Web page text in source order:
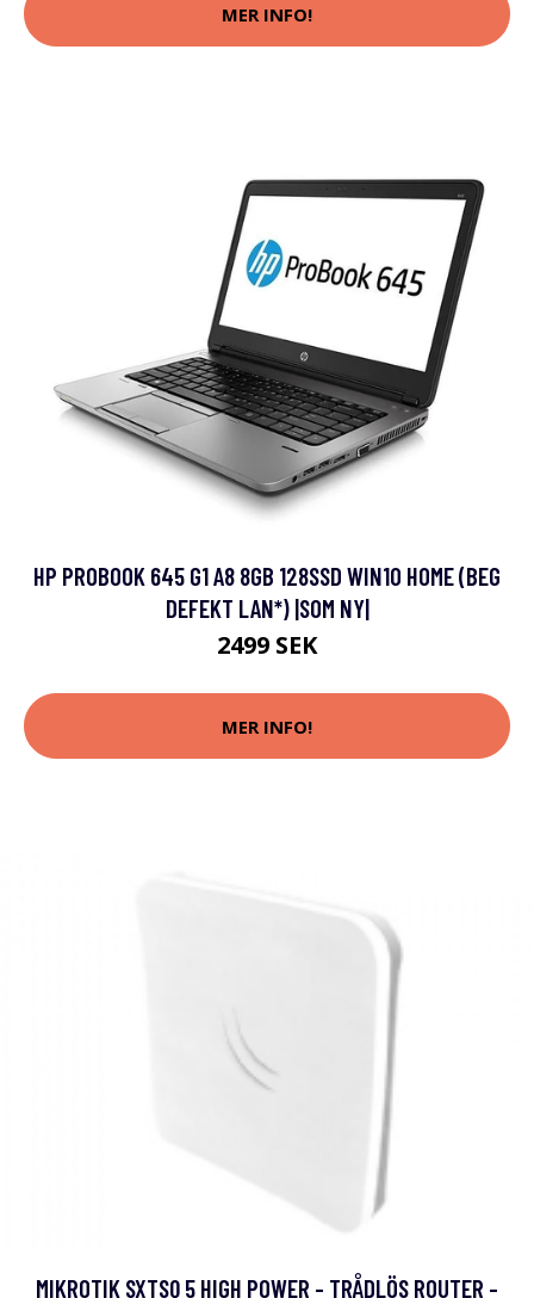
MER INFO!
HP PROBOOK 645 G1 A8 8GB 128SSD WIN10 HOME (BEG
DEFEKT LAN*) |SOM NY|
2499 SEK
MER INFO!
MIKROTIK SXTSQ 5 HIGH POWER - TRÅDLÖS ROUTER -